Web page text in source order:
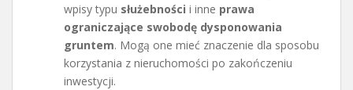
wpisy typu służebności i inne prawa
ograniczające swobodę dysponowania
gruntem. Mogą one mieć znaczenie dla sposobu
korzystania z nieruchomości po zakończeniu
inwestycji.